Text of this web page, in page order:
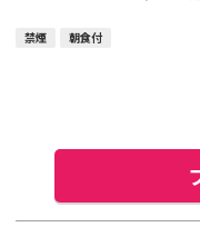
禁煙 朝食付